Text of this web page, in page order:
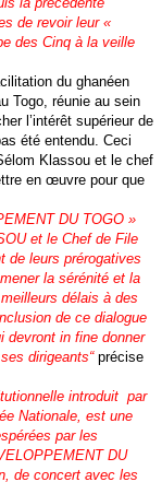
de revoir leur «
des Cinq à la veille
du ghanéen
Togo, réunie au sein
l’intérêt supérieur de
été entendu. Ceci
Klassou et le chef
en œuvre pour que
DU TOGO »
et le Chef de File
de leurs prérogatives
la sérénité et la
délais à des
de ce dialogue
devront in fine donner
dirigeants“précise
introduit par
Nationale, est une
par les
DU
de concert avec les